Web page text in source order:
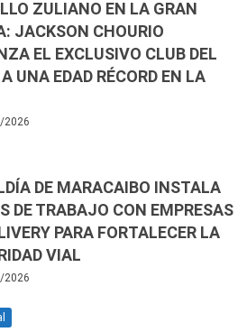
ZULIANO EN LA GRAN
JACKSON CHOURIO
EL EXCLUSIVO CLUB DEL
UNA EDAD RÉCORD EN LA
2026
DE MARACAIBO INSTALA
DE TRABAJO CON EMPRESAS
PARA FORTALECER LA
VIAL
2026